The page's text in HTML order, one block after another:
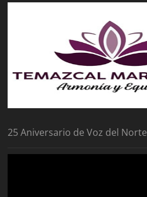
25 Aniversario de Voz del Norte